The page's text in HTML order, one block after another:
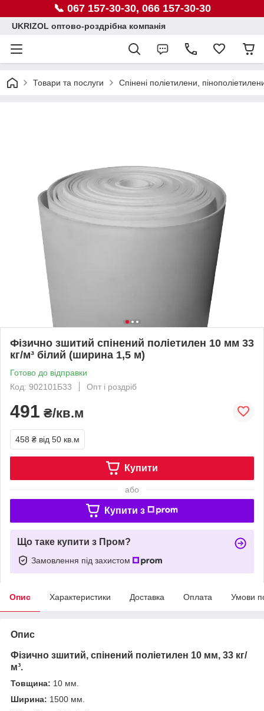
📞 067 157-30-30, 066 157-30-30
UKRIZOL оптово-роздрібна компанія
Товари та послуги Спінені поліетилени,
Фізично зшитий спінений поліетилен 10 мм 33
кг/м³ білий (ширина 1,5 м)
Готово до відправки
Код: 902101Б33
Опт і роздріб
491 ₴/кв.м
458 ₴ від 50 кв.м
Купити
або
Купити з
Що таке купити з Пром?
Замовлення під захистом
Опис Характеристики Доставка Оплата Умови
Опис
Фізично зшитий, спінений поліетилен 10 мм, 33 кг/
м³.
Товщина: 10 мм.
Ширина: 1500 мм.